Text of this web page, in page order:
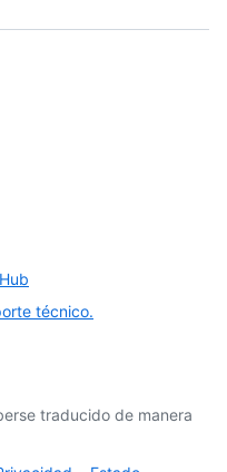
técnico.
traducido de manera